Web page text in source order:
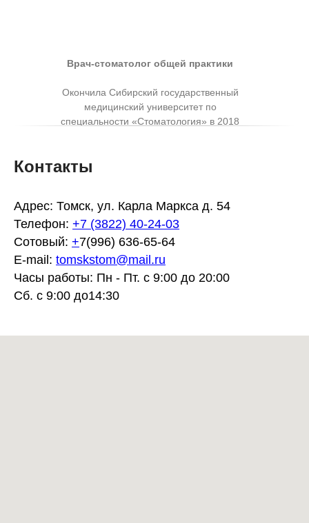
Врач-стоматолог общей практики
Окончила Сибирский государственный
медицинский университет по
специальности «Стоматология» в 2018
14.00, вт 9.00-20.00,
ср 9.00-20.00, чт 9.00-20.00
Контакты
Адрес: Томск, ул. Карла Маркса д. 54
Телефон: +7 (3822) 40-24-03
Сотовый: +7(996) 636-65-64
E-mail: tomskstom@mail.ru
Часы работы: Пн - Пт. с 9:00 до 20:00
Сб. с 9:00 до14:30